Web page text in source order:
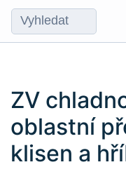
ZV
oblastní
klisen a